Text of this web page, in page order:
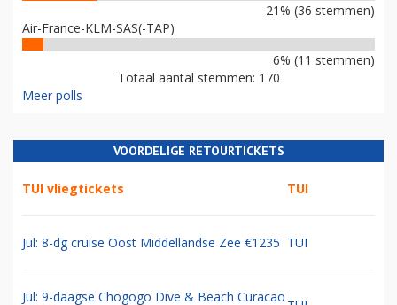
21% (36 stemmen)
Air-France-KLM-SAS(-TAP)
6% (11 stemmen)
Totaal aantal stemmen: 170
Meer polls
VOORDELIGE RETOURTICKETS
TUI vliegtickets TUI
Jul: 8-dg cruise Oost Middellandse Zee €1235 TUI
Jul: 9-daagse Chogogo Dive & Beach Curacao